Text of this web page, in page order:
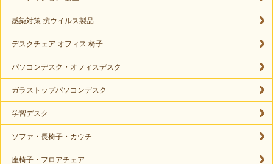
感染対策 抗ウイルス製品
デスクチェア オフィス 椅子
パソコンデスク・オフィスデスク
ガラストップパソコンデスク
学習デスク
ソファ・長椅子・カウチ
座椅子・フロアチェア